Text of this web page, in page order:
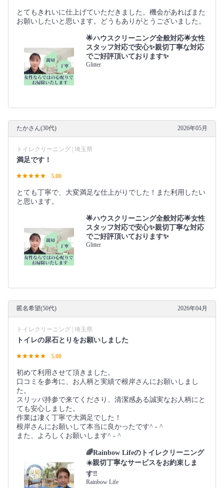
とてもきれいに仕上げていただきました。機会があればまた
お願いしたいと思います。どうもありがとうございました。
🌟ハウスクリーニング全般対応🌟女性
スタッフ対応で安心✨親切丁寧な対応
でご好評頂いております✨
Glitter
たかさん(30代) 2026年05月
トイレクリーニング | 埼玉県
満足です！
5.00
とても丁寧で、大変満足な仕上がりでした！また利用したい
と思います。
🌟ハウスクリーニング全般対応🌟女性
スタッフ対応で安心✨親切丁寧な対応
でご好評頂いております✨
Glitter
匿名希望(50代) 2026年04月
トイレクリーニング | 埼玉県
トイレの尿石とりをお願いしました
5.00
初めて利用させて頂きました。
口コミを参考に、お人柄と実績で根岸さんにお願いしまし
た。
スリッパ持参で来てくださり、清潔感ある誠実なお人柄にと
ても安心しました。
作業は凄く丁寧で大満足でした！
根岸さんにお願いして本当に良かったです^ - ^
また、よろしくお願いします^ - ^
🌈Rainbow Lifeのトイレクリーニング
☀️親切丁寧なサービスをお約束しま
す‼️
Rainbow Life